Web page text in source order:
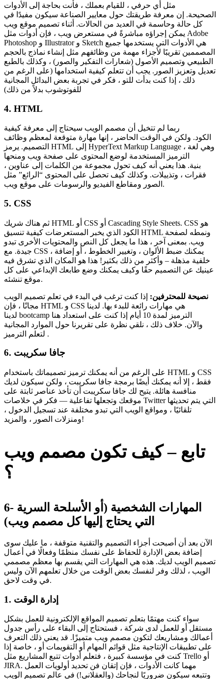
مثل أي حرفي ، للقيام بعملك ، فأنت بحاجة إلى الأدوات
الصحيحة. إن معرفة طريقتك حول معايير الصناعة سيكون مفيدًا في
كل حالة وحاسمة في العديد من الحالات. أثناء تصميم موقع ويب
يمكن إجراؤه مباشرةً في مستعرض ويب ، فإن أدوات مثل Adobe
Photoshop و Illustrator و Sketch هي الأدوات التي يستخدمها جميع
المصممين تقريبًا لأجزاء مهمة من وظائفهم مثل إنشاء نماذج بالحجم
الطبيعي وتصميم الأصول (شعارات التفكير والصور) ، وكذلك بالطبع
تعديل وتعزيز الصور. يجب أن تتعلم كيفية استخدامها (على الرغم من
ذلك ، إذا كنت بدأت للتو ، فكر في تجربة بعض البدائل المجانية
للفوتوشوب بدلاً من ذلك)
4. HTML
ربما لم تتخيل أن مصمم الويب سيحتاج إلى معرفة كيفية
الكود. ولكن في الوقت الحاضر ، إنها مهارة متوقعة لمعظم وظائف
التصميم. يرمز HTML إلى HyperText Markup Language ، وهي لغة
الترميز المستخدمة لوضع المحتوى على صفحة ويب ومنحها
بنية. هذا يعني أنه كيف تحول مجموعة من الكلمات إلى عناوين ،
فقرات ، وتذييلات. وكذلك كيف تحصل على المحتوى “الرائع” مثل
الصور ومقاطع الفيديو والرسومات على موقع ويب.
5. CSS
ثم هناك شريك HTML أو CSS أو Cascading Style Sheets. CSS هو
الكود الذي يخبر المستعرضات كيفية تنسيق HTML ونمطه لصفحة
ويب. بمعنى آخر ، هذا ما يجعل كل النص والمحتويات الأخرى تبدو
جيدة. مع CSS ، يمكنك ضبط الألوان ، وتغيير الخطوط ، أو إضافة
خلفية مذهلة – وأكثر من ذلك بكثير! هذا هو المكان الذي تشرق فيه
عينيك عن التصميم حقًا وكيف يمكنك وضع طابعك الإبداعي على كل
موقع تنشئه.
نصيحة للمحترفين: إذا كنت ترغب في البدء في تعلم تصميم الويب
مجانًا ، فإن HTML و CSS هي مهارات رائعة للبدء بها. لدينا
لدينا bootcamp الترميز لمدة 10 أيام إذا كنت على استعداد هنا
والآن. خلاف ذلك ، نلقي نظرة على تقريرنا حول الموارد المجانية
لتعلم الترميز .
6. جافا سكريبت
على الرغم من أنه يمكنك ترميز تصميماتك باستخدام HTML و CSS
فقط ، إلا أنه يمكنك أيضًا برمجة جافا سكريبت ، ولكن سيكون لديك
منافسة هائلة. يتيح لك جافا سكريبت أن تأخذ عناصر ثابتة على
موقعك وتجعلها تفاعلية — فكر في خلاصات Twitter التي يتم تحديثها
تلقائيًا ، ومواقع الويب التي تبدو مختلفة عند تسجيل الدخول ،
ومنزلات الصور ، والمزيد!
تابع – كيف تكون مصمم ويب
؟
6- المهارات الشخصية (أو الأسلحة السرية
التي يحتاج إليها كل مصمم ويب)
الآن بعد أن أصبحت أجزاء التصميم والتقنية متوقفة ، ما عليك سوى
إضافة بعض الإدارة للحفاظ على نفسك منظمًا وفعالًا في أعمال
تصميم الويب لديك. هذه هي المهارات التي يقسم بها معظم مصممي
الويب ، لذلك وفر لنفسك بعض الوقت من خلال تعلمهم الآن وليس
في وقت لاحق.
1. إدارة الوقت
سواء كنت مهتمًا بتعلم تصميم المواقع الإلكترونية للعمل بشكل
مستقل أو للعمل لدى شركة ، فستحتاج إلى البقاء على رأس جدول
أعمالك ومشاريعك لتكون مصمم ويب متميزًا. قد يعني ذلك التعرف
على تطبيقات الإنتاجية مثل قوائم المهام أو التقويمات أو ، خاصة إذا
كنت في مؤسسة كبيرة ، فتعلم أدوات تتبع المشاريع مثل Trello أو
JIRA. مهما كانت الأدوات ، فإن إتقان فن تحديد أولويات العمل
وتتبعه سيكون ضروريًا لنجاحك (والعقلاني!) في عالم تصميم الويب